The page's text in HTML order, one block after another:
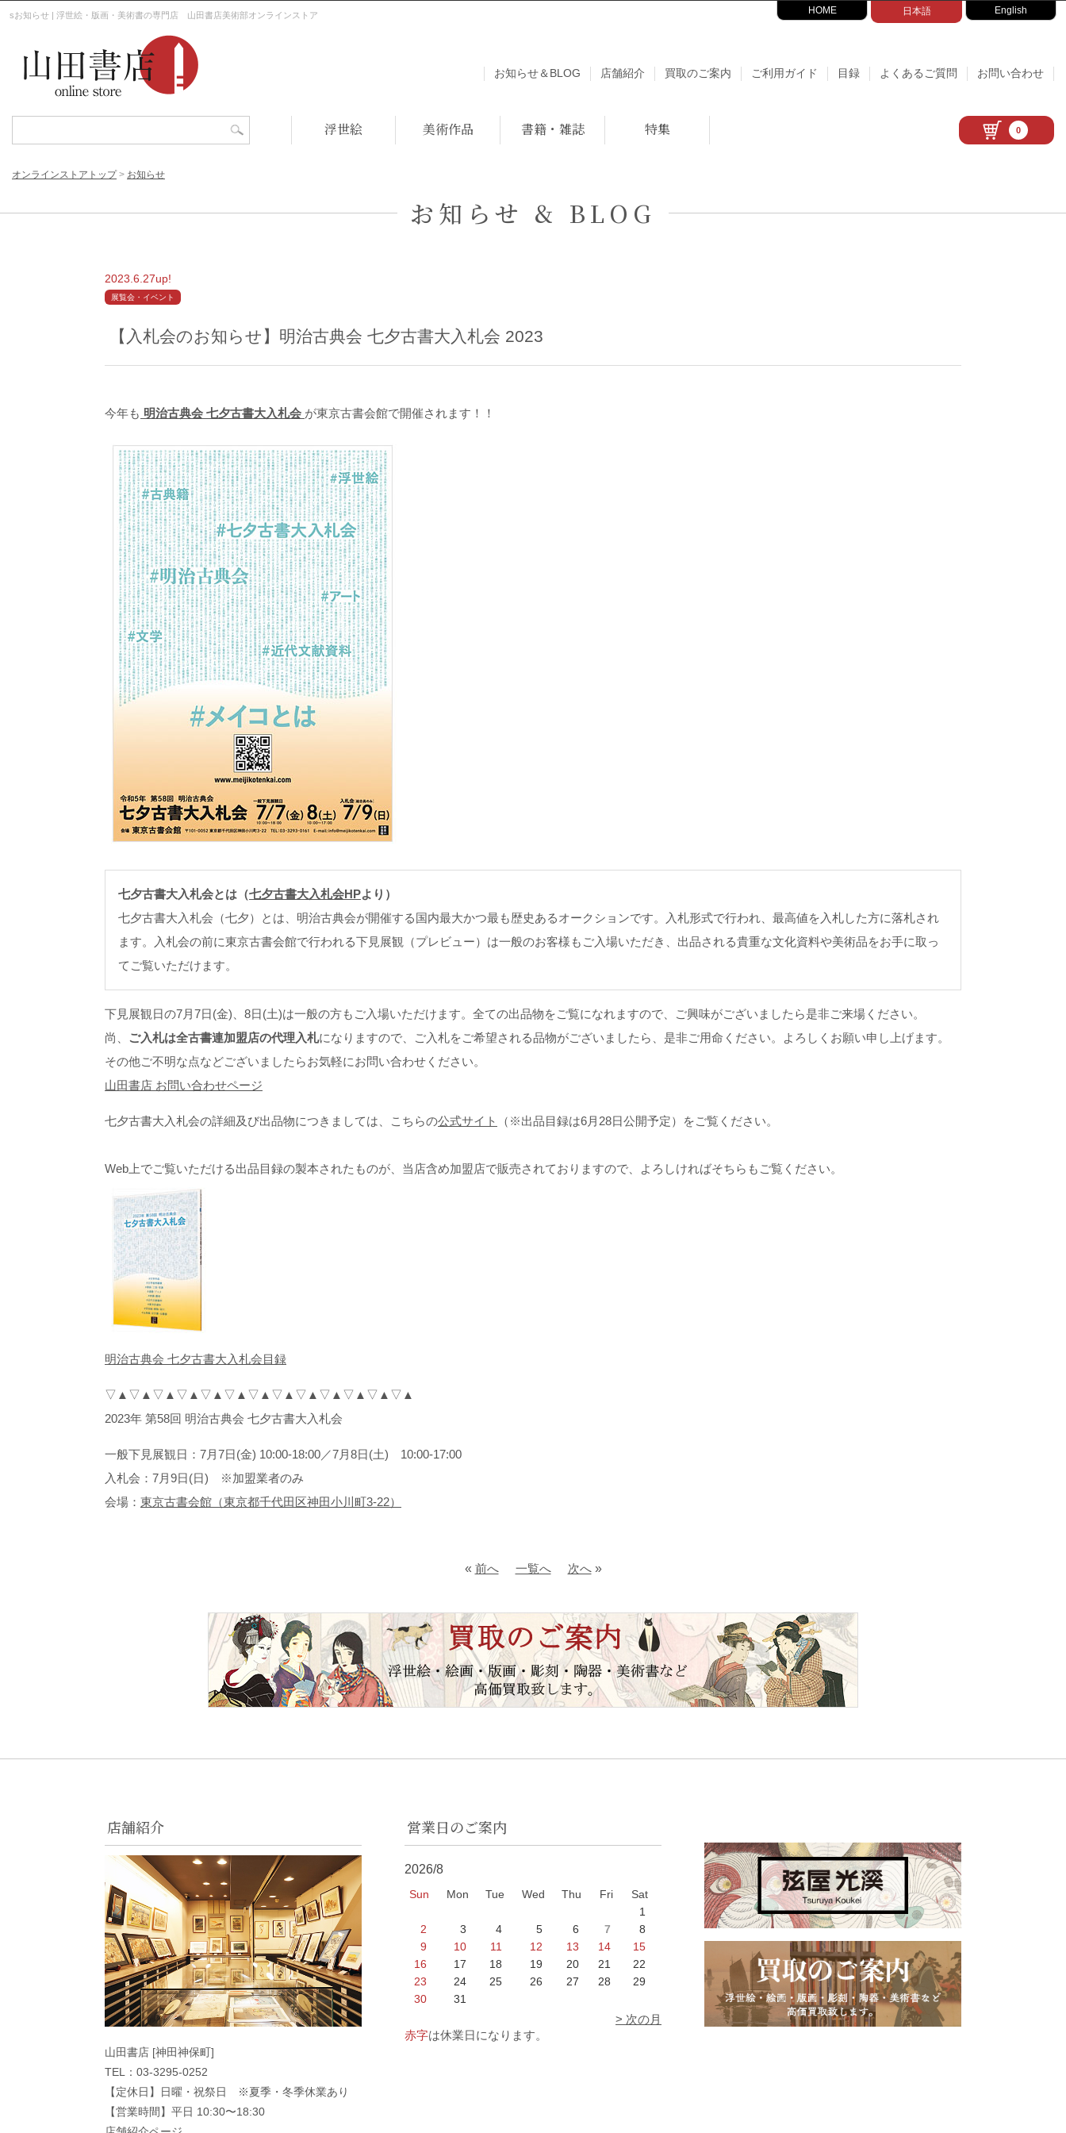
sお知らせ | 浮世絵・版画・美術書の専門店 山田書店美術部オンラインストア HOME 日本語 English
お知らせ＆BLOG 店舗紹介 買取のご案内 ご利用ガイド 目録 よくあるご質問 お問い合わせ
浮世絵 美術作品 書籍・雑誌 特集 0
オンラインストアトップ > お知らせ
お知らせ & BLOG
2023.6.27up!
展覧会・イベント
【入札会のお知らせ】明治古典会 七夕古書大入札会 2023
今年も 明治古典会 七夕古書大入札会 が東京古書会館で開催されます！！
七夕古書大入札会とは（七夕古書大入札会HPより）
七夕古書大入札会（七夕）とは、明治古典会が開催する国内最大かつ最も歴史あるオークションです。入札形式で行われ、最高値を入札した方に落札され
ます。入札会の前に東京古書会館で行われる下見展観（プレビュー）は一般のお客様もご入場いただき、出品される貴重な文化資料や美術品をお手に取っ
てご覧いただけます。
下見展観日の7月7日(金)、8日(土)は一般の方もご入場いただけます。全ての出品物をご覧になれますので、ご興味がございましたら是非ご来場ください。
尚、 ご入札は全古書連加盟店の代理入札になりますので、ご入札をご希望される品物がございましたら、是非ご用命ください。よろしくお願い申し上げます。
その他ご不明な点などございましたらお気軽にお問い合わせください。
山田書店 お問い合わせページ
七夕古書大入札会の詳細及び出品物につきましては、こちらの公式サイト （※出品目録は6月28日公開予定）をご覧ください。
Web上でご覧いただける出品目録の製本されたものが、当店含め加盟店で販売されておりますので、よろしければそちらもご覧ください。
明治古典会 七夕古書大入札会目録
▽▲▽▲▽▲▽▲▽▲▽▲▽▲▽▲▽▲▽▲▽▲▽▲▽▲
2023年 第58回 明治古典会 七夕古書大入札会
一般下見展観日：7月7日(金) 10:00-18:00／7月8日(土) 10:00-17:00
入札会：7月9日(日) ※加盟業者のみ
会場： 東京古書会館（東京都千代田区神田小川町3-22）
« 前へ 一覧へ 次へ»
店舗紹介
山田書店 [神田神保町]
TEL：03-3295-0252
【定休日】日曜・祝祭日 ※夏季・冬季休業あり
【営業時間】平日 10:30〜18:30
営業日のご案内
2026/8
Sun Mon Tue Wed Thu Fri
Sat
1
2
3 4 5 6 7
8
9
10 11 12 13 14
15
16
17 18 19 20 21
22
23
24 25 26 27 28
29
30
31
> 次の月
赤字は休業日になります。